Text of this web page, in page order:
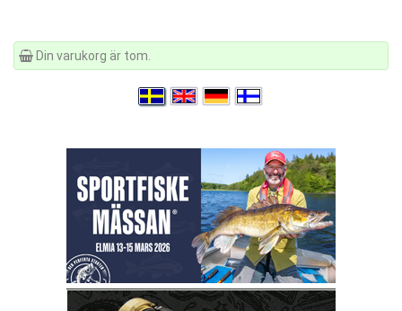
Din varukorg är tom.